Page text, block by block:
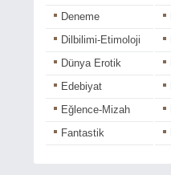
Deneme
Dilbilimi-Etimoloji
Dünya Erotik
Edebiyat
Eğlence-Mizah
Fantastik